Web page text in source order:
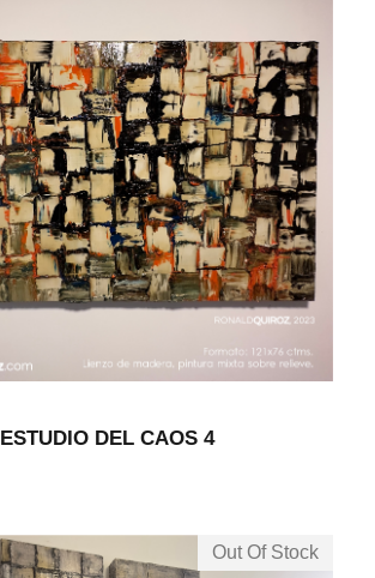
ESTUDIO DEL CAOS 4
Out Of Stock